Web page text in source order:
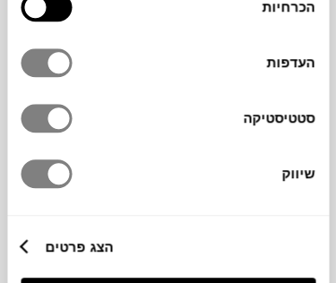
הסכמה
הכרחיות
העדפות
סטטיסטיקה
שיווק
הצג פרטים
Ø250 ס"מ